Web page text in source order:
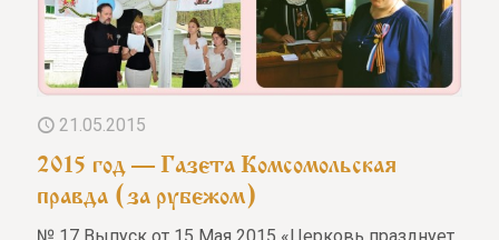
21.05.2015
2015 год — Газета Комсомольская
правда (за рубежом)